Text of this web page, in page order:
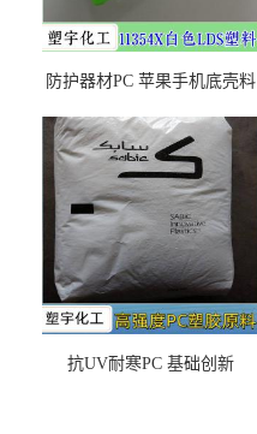
防护器材PC 苹果手机底壳料
之忧
抗UV耐寒PC 基础创新